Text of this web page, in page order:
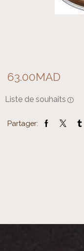
63.00MAD
Liste de souhaits
Partager: